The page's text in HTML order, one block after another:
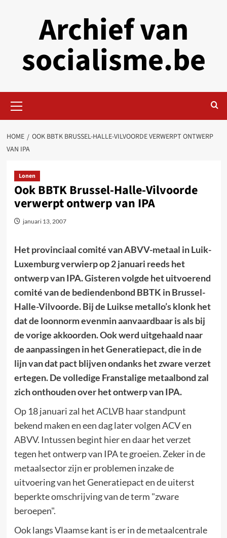
Archief van
socialisme.be
Menu
HOME
OOK BBTK BRUSSEL-HALLE-VILVOORDE VERWERPT ONTWERP
VAN IPA
Lonen
Ook BBTK Brussel-Halle-Vilvoorde
verwerpt ontwerp van IPA
januari 13, 2007
Het provinciaal comité van ABVV-metaal in Luik-
Luxemburg verwierp op 2 januari reeds het
ontwerp van IPA. Gisteren volgde het uitvoerend
comité van de bediendenbond BBTK in Brussel-
Halle-Vilvoorde. Bij de Luikse metallo’s klonk het
dat de loonnorm evenmin aanvaardbaar is als bij
de vorige akkoorden. Ook werd uitgehaald naar
de aanpassingen in het Generatiepact, die in de
lijn van dat pact blijven ondanks het zware verzet
ertegen. De volledige Franstalige metaalbond zal
zich onthouden over het ontwerp van IPA.
Op 18 januari zal het ACLVB haar standpunt
bekend maken en een dag later volgen ACV en
ABVV. Intussen begint hier en daar het verzet
tegen het ontwerp van IPA te groeien. Zeker in de
metaalsector zijn er problemen inzake de
uitvoering van het Generatiepact en de uiterst
beperkte omschrijving van de term "zware
beroepen".
Ook langs Vlaamse kant is er in de metaalcentrale